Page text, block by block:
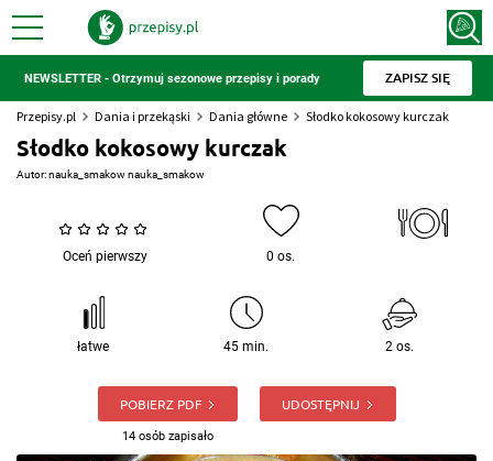
NEWSLETTER - Otrzymuj sezonowe przepisy i porady ZAPISZ SIĘ
Przepisy.pl Dania i przekąski Dania główne Słodko kokosowy kurczak
Słodko kokosowy kurczak
Autor:nauka_smakow nauka_smakow
Oceń pierwszy 0 os.
łatwe 45 min. 2 os.
POBIERZ PDF
14 osób zapisało
UDOSTĘPNIJ